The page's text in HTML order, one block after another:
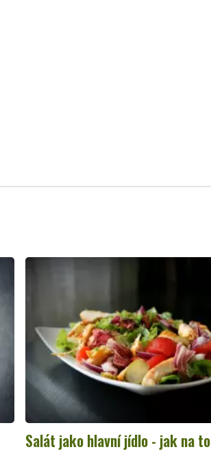
Salát jako hlavní jídlo - jak na to